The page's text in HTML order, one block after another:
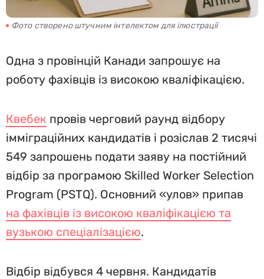
Фото створено штучним інтелектом для ілюстрації
Одна з провінцій Канади запрошує на
роботу фахівців із високою кваліфікацією.
Квебек провів черговий раунд відбору
імміграційних кандидатів і розіслав 2 тисячі
549 запрошень подати заяву на постійний
відбір за програмою Skilled Worker Selection
Program (PSTQ). Основний «улов» припав
на фахівців із високою кваліфікацією та
вузькою спеціалізацією.
Відбір відбувся 4 червня. Кандидатів